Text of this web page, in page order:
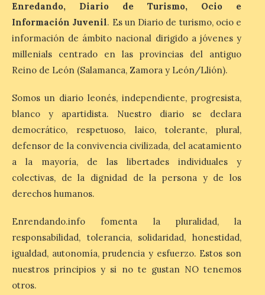
“Mirar un eclipse sin
protección adecuada
puede causar daños
irreversibles en la retina”
La retinopatía solar puede
provocar pérdida de
visión central, manchas en
el campo visual y
alteraciones en la
percepción de formas y colores. El
especialista en Oftalmología del Hospital
San Juan de Dios de León, Dr. Mahave
Ruiz, advierte de […]
La décimo séptima
fotografía León de…viaje
nos llega desde la
carretera CL 626 con
motivo de la marcha en
defensa de FEVE
Enredando, Diario de Turismo, Ocio e
Información Juvenil. Es un Diario de turismo, ocio e
información de ámbito nacional dirigido a jóvenes y
millenials centrado en las provincias del antiguo
Reino de León (Salamanca, Zamora y León/Llión).
Somos un diario leonés, independiente, progresista,
blanco y apartidista. Nuestro diario se declara
democrático, respetuoso, laico, tolerante, plural,
defensor de la convivencia civilizada, del acatamiento
a la mayoría, de las libertades individuales y
colectivas, de la dignidad de la persona y de los
derechos humanos.
Enrendando.info fomenta la pluralidad, la
responsabilidad, tolerancia, solidaridad, honestidad,
igualdad, autonomía, prudencia y esfuerzo. Estos son
nuestros principios y si no te gustan NO tenemos
otros.